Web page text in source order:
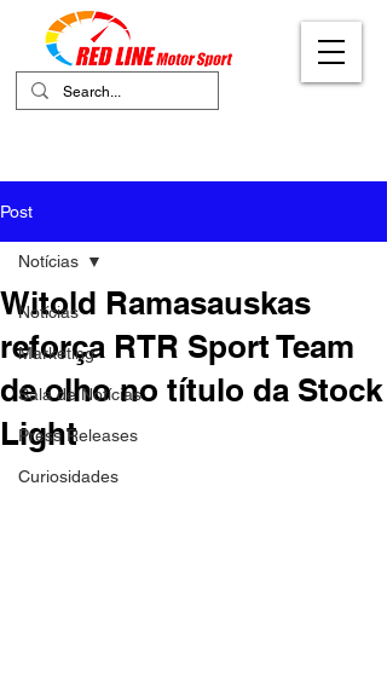
Post
Notícias
Marketing
Sala de Notícias
Press Releases
Curiosidades
Notícias
Witold Ramasauskas
reforça RTR Sport Team
de olho no título da Stock
Light